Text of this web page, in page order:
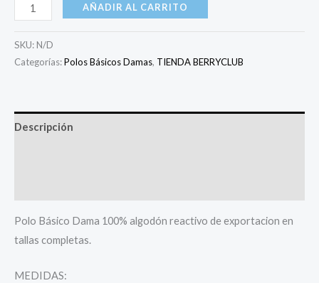
AÑADIR AL CARRITO
SKU: N/D
Categorías:Polos Básicos Damas, TIENDA BERRYCLUB
Descripción
Polo Básico Dama 100% algodón reactivo de exportacion en
tallas completas.
MEDIDAS: